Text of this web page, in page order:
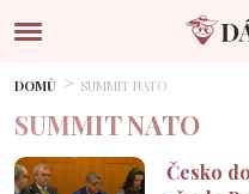
DOMŮ SUMMIT NATO
SUMMIT NATO
Česko